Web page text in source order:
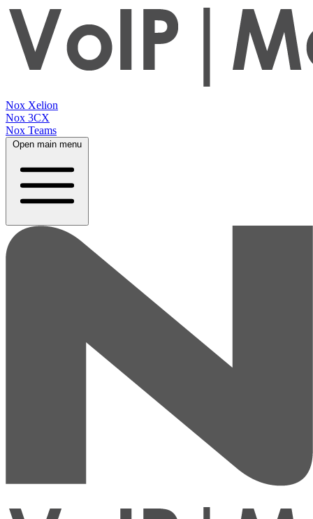
Nox Xelion
Nox 3CX
Nox Teams
Open main menu